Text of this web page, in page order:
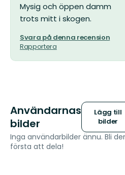
Mysig och öppen damm
trots mitt i skogen.
Svara på denna recension
Rapportera
Användarnas
bilder
Lägg till
bilder
Inga användarbilder ännu. Bli
första att dela!